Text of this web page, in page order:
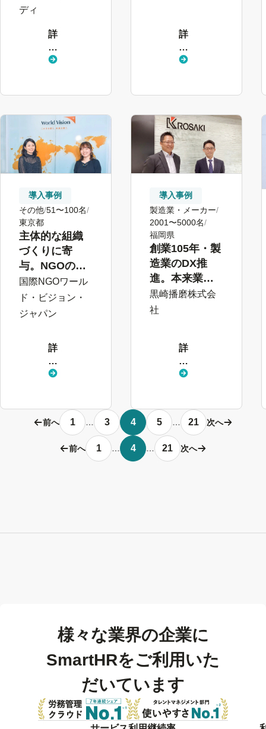
の自走を促す
ディ
詳
し
く
詳
し
く
導入事例
その他 51〜100名
東京都
主体的な組織
づくりに寄
与。NGOの活
動を人事労務
から支える
国際NGOワール
ド・ビジョン・
ジャパン
詳
し
く
導入事例
製造業・メーカー
2001〜5000名
福岡県
創業105年・製
造業のDX推
進。本来業務
でさらなる成
果を目指せる
黒崎播磨株式会
社
詳
し
く
前へ 1 … 3 4 5 … 21 次へ
前へ 1 … 4 … 21 次へ
様々な業界の企業に
SmartHRをご利用いた
だいています